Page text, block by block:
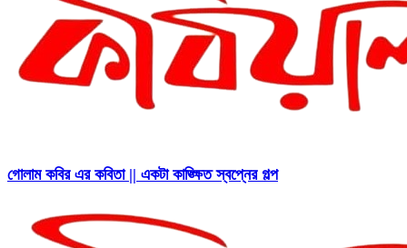
গোলাম কবির এর কবিতা || একটা কাঙ্ক্ষিত স্বপ্নের গল্প